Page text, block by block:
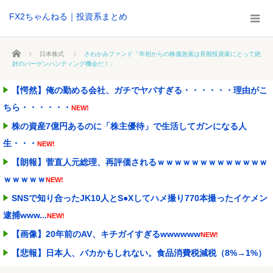
FX2ちゃんねる｜投資系まとめ
ホーム 日本株式
さわかみファンド「年初からの株価急落は長期投資家にとって絶
好のバーゲンハンティング機会だ！」
【愕然】俺の勤める会社、ガチでヤバすぎる・・・・・・理由がこ
ちら・・・・・・ NEW!
株の資産7億円あるのに「株主優待」で生活してガンになる人
生・・・ NEW!
【朗報】菅直人元総理、再評価されるｗｗｗｗｗｗｗｗｗｗｗｗｗ
ｗｗｗｗｗNEW!
SNSで知り合ったJK10人とS●Xしてハメ撮り770本撮ったイケメン
逮捕www...NEW!
【画像】20年前のAV、キチガイすぎるwwwwwwNEW!
【悲報】日本人、バカかもしれない。食品消費税減税（8%→1%）